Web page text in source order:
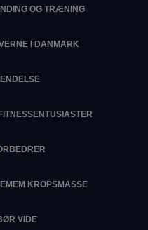
OG TRÆNING
I DANMARK
KROPSMASSE
VIDE